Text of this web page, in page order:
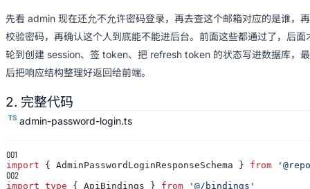
先看 admin 现在还允不允许密码登录，再去查这个邮箱对应的是谁，再
校验密码，再确认这个人到底能不能进后台。前面这些都通过了，后面
轮到创建 session、签 token、把 refresh token 的状态写进数据库，最
后把响应结构整理好返回给前端。
2. 完整代码
admin-password-login.ts
001
import { AdminPasswordLoginResponseSchema } from
002
import type { ApiBindings } from '@/bindings'